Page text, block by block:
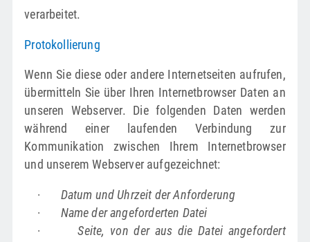
verarbeitet.
Protokollierung
Wenn Sie diese oder andere Internetseiten aufrufen,
übermitteln Sie über Ihren Internetbrowser Daten an
unseren Webserver. Die folgenden Daten werden
während einer laufenden Verbindung zur
Kommunikation zwischen Ihrem Internetbrowser
und unserem Webserver aufgezeichnet:
· Datum und Uhrzeit der Anforderung
· Name der angeforderten Datei
·Seite, von der aus die Datei angefordert